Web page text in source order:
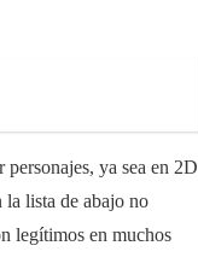
ya sea en 2D
la lista de abajo no
legítimos en muchos